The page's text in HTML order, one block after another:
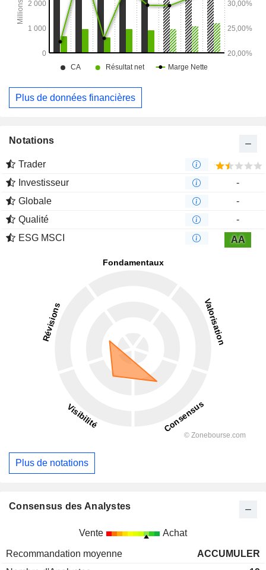
Plus de données financières
Notations
Trader
Investisseur
-
Globale
-
Qualité
-
ESG MSCI
AA
Plus de notations
Consensus des Analystes
Vente Achat
Recommandation moyenne
ACCUMULER